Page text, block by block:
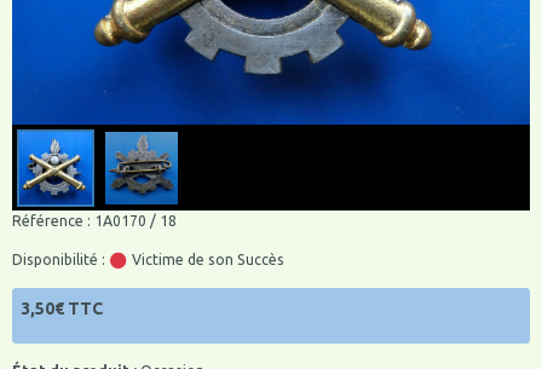
Référence : 1A0170 / 18
Disponibilité : Victime de son Succès
3,50€ TTC